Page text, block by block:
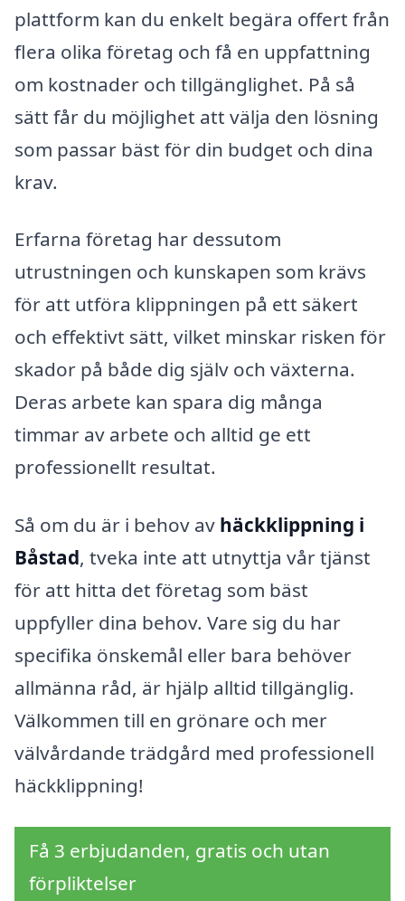
plattform kan du enkelt begära offert från
flera olika företag och få en uppfattning
om kostnader och tillgänglighet. På så
sätt får du möjlighet att välja den lösning
som passar bäst för din budget och dina
krav.
Erfarna företag har dessutom
utrustningen och kunskapen som krävs
för att utföra klippningen på ett säkert
och effektivt sätt, vilket minskar risken för
skador på både dig själv och växterna.
Deras arbete kan spara dig många
timmar av arbete och alltid ge ett
professionellt resultat.
Så om du är i behov av häckklippning i
Båstad, tveka inte att utnyttja vår tjänst
för att hitta det företag som bäst
uppfyller dina behov. Vare sig du har
specifika önskemål eller bara behöver
allmänna råd, är hjälp alltid tillgänglig.
Välkommen till en grönare och mer
välvårdande trädgård med professionell
häckklippning!
Få 3 erbjudanden, gratis och utan
förpliktelser